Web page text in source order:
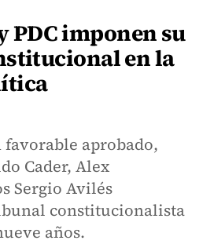
PDC imponen su
en la
aprobado,
Cader, Alex
Sergio Avilés
constitucionalista
años.